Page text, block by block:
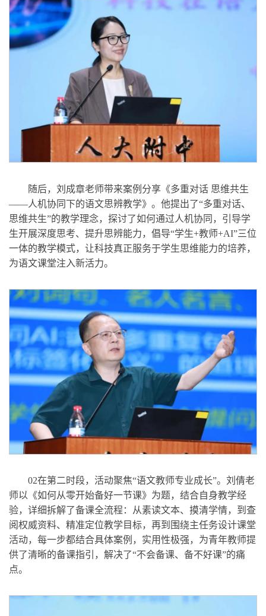
随后，刘成章老师带来案例分享《多重对话 思维共生
——人机协同下的语文思辨教学》。他提出了“多重对话、
思维共生”的教学理念，探讨了如何通过人机协同，引导学
生开展深度思考、提升思辨能力，倡导“学生+教师+AI”三位
一体的教学模式，让科技真正服务于学生思维能力的培养，
为语文课堂注入新活力。
02在第二时段，活动聚焦“语文教师专业成长”。刘倩老
师以《如何从零开始备好一节课》为题，结合自身教学经
验，详细拆解了备课全流程：从素读文本、摸清学情，到查
阅权威资料、精准定位教学目标，再到围绕主任务设计课堂
活动，每一步都结合具体案例，实用性极强，为青年教师提
供了清晰的备课指引，解决了“不会备课、备不好课”的痛
点。